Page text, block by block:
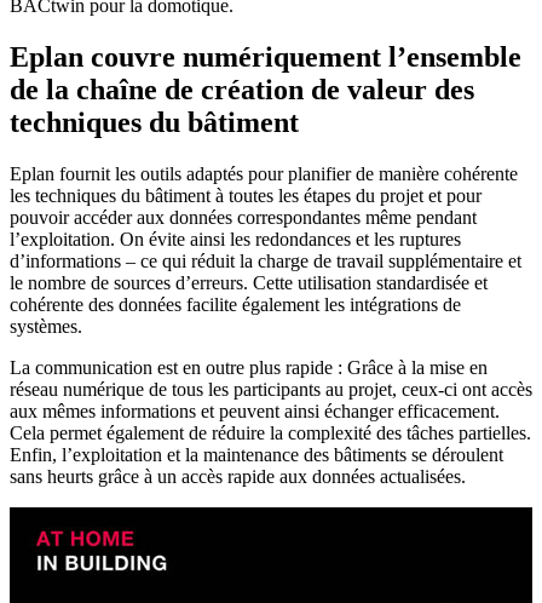
BACtwin pour la domotique.
Eplan couvre numériquement l’ensemble
de la chaîne de création de valeur des
techniques du bâtiment
Eplan fournit les outils adaptés pour planifier de manière cohérente
les techniques du bâtiment à toutes les étapes du projet et pour
pouvoir accéder aux données correspondantes même pendant
l’exploitation. On évite ainsi les redondances et les ruptures
d’informations – ce qui réduit la charge de travail supplémentaire et
le nombre de sources d’erreurs. Cette utilisation standardisée et
cohérente des données facilite également les intégrations de
systèmes.
La communication est en outre plus rapide : Grâce à la mise en
réseau numérique de tous les participants au projet, ceux-ci ont accès
aux mêmes informations et peuvent ainsi échanger efficacement.
Cela permet également de réduire la complexité des tâches partielles.
Enfin, l’exploitation et la maintenance des bâtiments se déroulent
sans heurts grâce à un accès rapide aux données actualisées.